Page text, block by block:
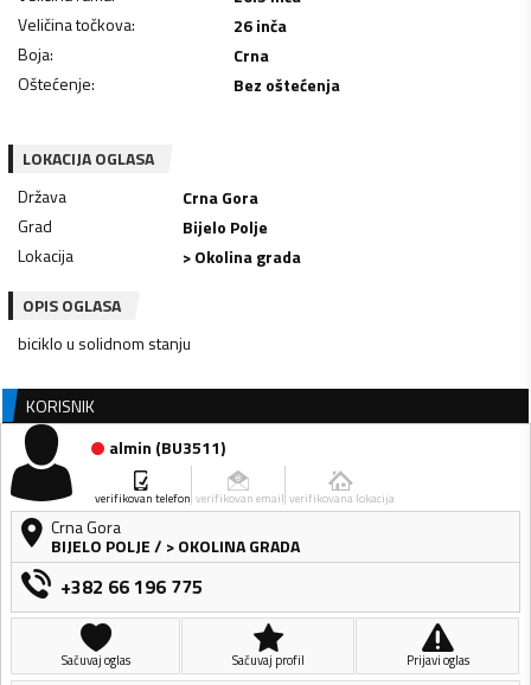
Veličina točkova:
26 inča
Boja:
Crna
Oštećenje: Bez oštećenja
LOKACIJA OGLASA
Država
Crna Gora
Grad
Bijelo Polje
Lokacija
> Okolina grada
OPIS OGLASA
KORISNIK
almin (BU3511)
verifikovan telefon verifikovan email verifikovana lokacija
Crna Gora
BIJELO POLJE/ > OKOLINA GRADA
+382 66 196 775
Sačuvaj oglas Sačuvaj profil Prijavi oglas